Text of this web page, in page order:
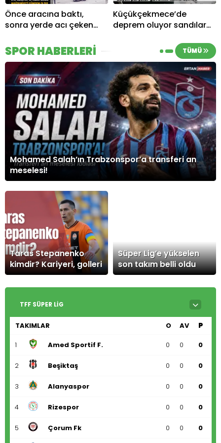
Önce aracına baktı,
sonra yerde acı çeken
gösterdi…
Küçükçekmece’de
deprem oluyor sandılar
SPOR HABERLERİ TÜMÜ
Mohamed Salah’ın Trabzonspor’a transferi an
meselesi!
Taras Stepanenko
kimdir? Kariyeri, golleri
Süper Lig’e yükselen
son takım belli oldu
TFF SÜPER LIG
TAKIMLAR O AV P
1 Amed Sportif F. 0 0 0
2 Beşiktaş 0 0 0
3 Alanyaspor 0 0 0
4 Rizespor 0 0 0
5 Çorum Fk 0 0 0